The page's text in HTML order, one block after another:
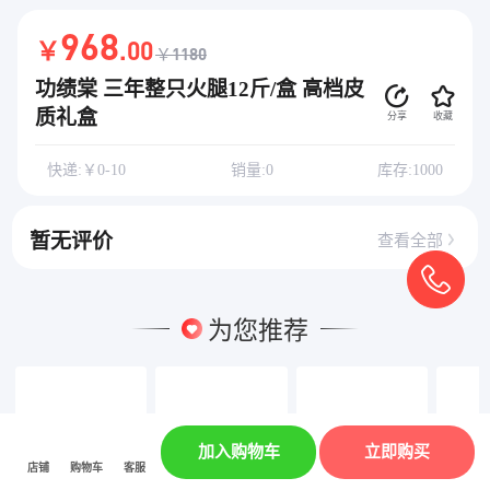
￥968.00￥1180
功绩棠 三年整只火腿12斤/盒 高档皮
质礼盒
分享 收藏
快递:￥0-10 销量:0 库存:1000
暂无评价 查看全部
为您推荐
店铺 购物车 客服
加入购物车 立即购买